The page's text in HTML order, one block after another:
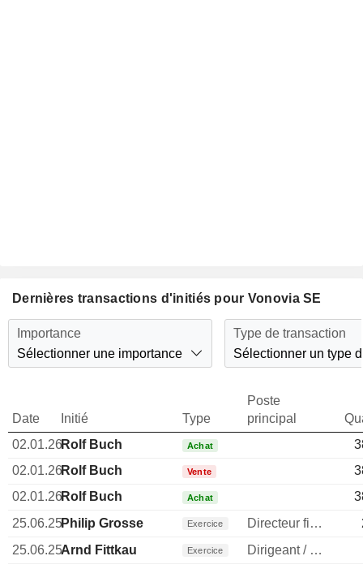
Dernières transactions d'initiés pour Vonovia SE
Importance
Sélectionner une importance
Type de transaction
Sélectionner un type
Date Initié Type
Poste
principal
02.01.26Rolf Buch Achat
02.01.26Rolf Buch Vente
02.01.26Rolf Buch Achat
25.06.25Philip Grosse Exercice Directeur financier
25.06.25Arnd Fittkau Exercice
Dirigeant / cadre principal